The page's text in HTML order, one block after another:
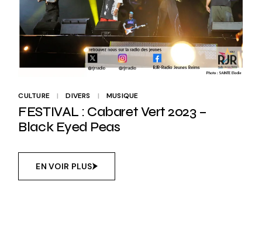
CULTURE DIVERS MUSIQUE
FESTIVAL : Cabaret Vert 2023 –
Black Eyed Peas
EN VOIR PLUS